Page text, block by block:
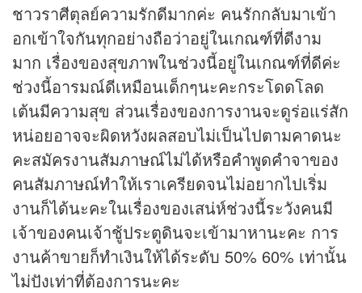
ชาวราศีตุลย์ความรักดีมากค่ะ คนรักกลับมาเข้า
อกเข้าใจกันทุกอย่างถือว่าอยู่ในเกณฑ์ที่ดีงาม
มาก เรื่องของสุขภาพในช่วงนี้อยู่ในเกณฑ์ที่ดีค่ะ
ช่วงนี้อารมณ์ดีเหมือนเด็กๆนะคะกระโดดโลด
เต้นมีความสุข ส่วนเรื่องของการงานจะดูร่อแร่สัก
หน่อยอาจจะผิดหวังผลสอบไม่เป็นไปตามคาดนะ
คะสมัครงานสัมภาษณ์ไม่ได้หรือคำพูดคำจาของ
คนสัมภาษณ์ทำให้เราเครียดจนไม่อยากไปเริ่ม
งานก็ได้นะคะในเรื่องของเสน่ห์ช่วงนี้ระวังคนมี
เจ้าของคนเจ้าชู้ประตูดินจะเข้ามาหานะคะ การ
งานค้าขายก็ทำเงินให้ได้ระดับ 50% 60% เท่านั้น
ไม่ปังเท่าที่ต้องการนะคะ